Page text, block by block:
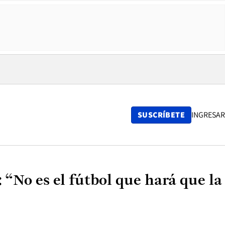
SUSCRÍBETE INGRESAR
es el fútbol que hará que la